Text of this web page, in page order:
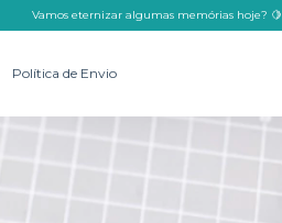
Vamos eternizar algumas memórias hoje? 🍋
Política de Envio